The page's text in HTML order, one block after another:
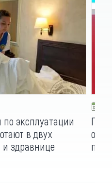
эксплуатации
в двух
и здравнице